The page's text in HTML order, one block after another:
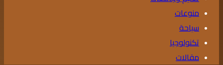
منوعات
سياحة
تكنولوجيا
مقالات